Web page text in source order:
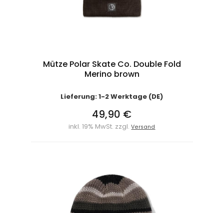
Mütze Polar Skate Co. Double Fold
Merino brown
Lieferung: 1-2 Werktage (DE)
49,90 €
inkl. 19% MwSt. zzgl.Versand